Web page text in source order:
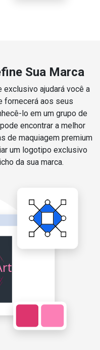
Sua Marca
ajudará você a
fornecerá aos seus
lo em um grupo de
encontrar a melhor
de maquiagem premium
um logotipo exclusivo
da sua marca.